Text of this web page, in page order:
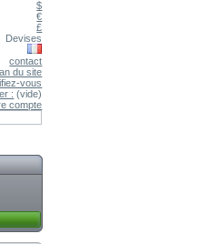
$
€
£
Devises
contact
du site
vous
: (vide)
compte